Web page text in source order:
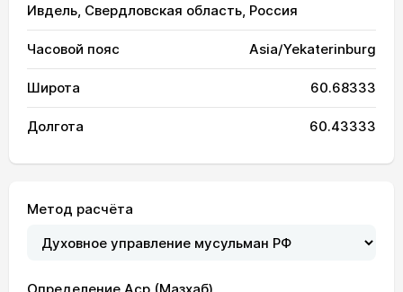
Ивдель, Свердловская область, Россия
Часовой пояс Asia/Yekaterinburg
Широта 60.68333
Долгота 60.43333
Метод расчёта